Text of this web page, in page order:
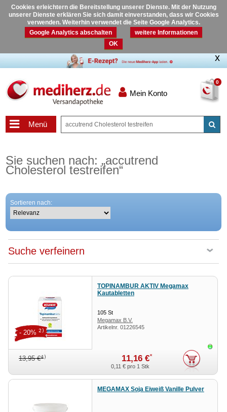
Cookies erleichtern die Bereitstellung unserer Dienste. Mit der Nutzung
unserer Dienste erklären Sie sich damit einverstanden, dass wir Cookies
verwenden. Weiterhin verwendet die Seite Google Analytics.
Google Analytics abschalten
weitere Informationen
OK
0
Mein Konto
Menü
Sie suchen nach: „accutrend
Cholesterol testreifen“
Sortieren nach:
Suche verfeinern
TOPINAMBUR AKTIV Megamax
Kautabletten
105 St
Megamax B.V.
Artikelnr. 01226545
13,95 €4) 11,16 €*
- 20%2)
0,11 €pro 1 Stk
MEGAMAX Soja Eiweiß Vanille Pulver